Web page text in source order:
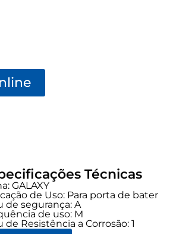
Técnicas
GALAXY
de Uso: Para porta de bater
de segurança: A
de uso: M
de Resistência a Corrosão: 1